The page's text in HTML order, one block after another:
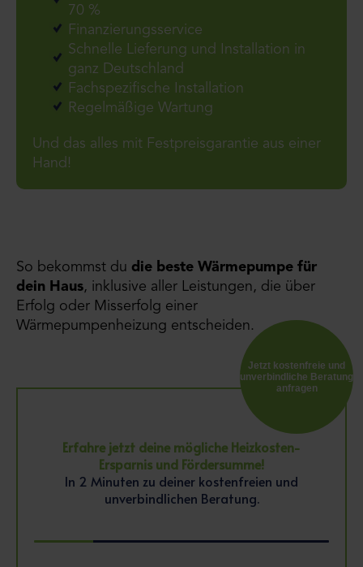
70 %
Finanzierungsservice
Schnelle Lieferung und Installation in
ganz Deutschland
Fachspezifische Installation
Regelmäßige Wartung
Und das alles mit Festpreisgarantie aus einer
Hand!
So bekommst du die beste Wärmepumpe für
dein Haus, inklusive aller Leistungen, die über
Erfolg oder Misserfolg einer
Wärmepumpenheizung entscheiden.
Jetzt kostenfreie und
unverbindliche Beratung
anfragen